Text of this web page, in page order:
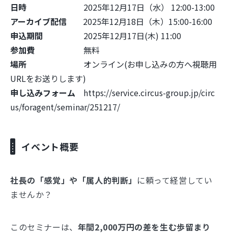
日時 2025年12月17日（水） 12:00-13:00
アーカイブ配信 2025年12月18日（木）15:00-16:00
申込期間 2025年12月17日(木) 11:00
参加費 無料
場所
オンライン(お申し込みの方へ視聴用
URLをお送りします)
申し込みフォーム
https://service.circus-group.jp/circ
us/foragent/seminar/251217/
イベント概要
社長の「感覚」や「属人的判断」 に頼って経営してい
ませんか？
このセミナーは、 年間2,000万円の差を生む歩留まり